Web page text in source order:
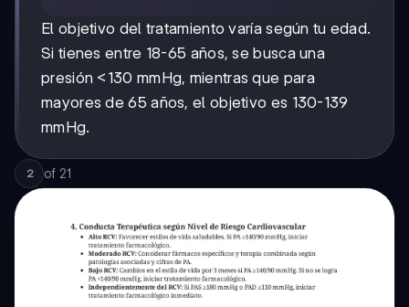
El objetivo del tratamiento varía según tu edad.
Si tienes entre 18-65 años, se busca una
presión <130 mmHg, mientras que para
mayores de 65 años, el objetivo es 130-139
mmHg.
2 of 21